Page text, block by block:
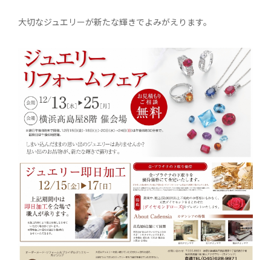
大切なジュエリーが新たな輝きでよみがえります。